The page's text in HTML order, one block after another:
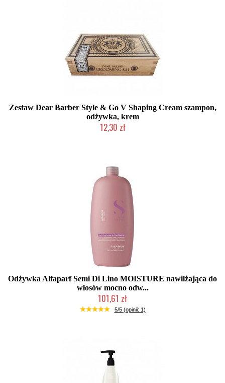
Zestaw Dear Barber Style & Go V Shaping Cream szampon,
odżywka, krem
12,30 zł
Odżywka Alfaparf Semi Di Lino MOISTURE nawilżająca do
włosów mocno odw...
101,61 zł
Duża ilość (wysyłka w 24h)
5/5 (opinii: 1)